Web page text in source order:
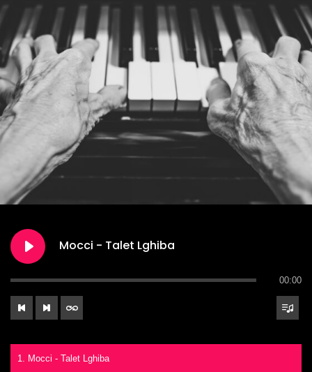
Mocci - Talet Lghiba
00:00
1. Mocci - Talet Lghiba